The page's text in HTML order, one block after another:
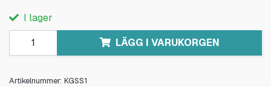
I lager
LÄGG I VARUKORGEN
Artikelnummer: KGSS1